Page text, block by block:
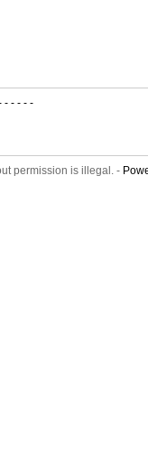
- - - - -
permission is illegal. -